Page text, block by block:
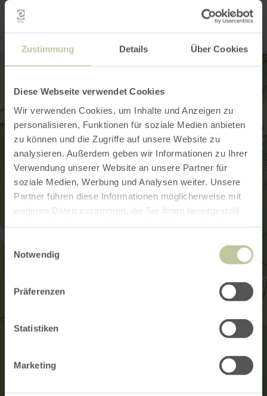
Zustimmung Details Über Cookies
Diese Webseite verwendet Cookies
Wir verwenden Cookies, um Inhalte und Anzeigen zu
personalisieren, Funktionen für soziale Medien anbieten
zu können und die Zugriffe auf unsere Website zu
analysieren. Außerdem geben wir Informationen zu Ihrer
Verwendung unserer Website an unsere Partner für
soziale Medien, Werbung und Analysen weiter. Unsere
Partner führen diese Informationen möglicherweise mit
weiteren Daten zusammen, die Sie ihnen bereitgestellt
Notwendig
Präferenzen
Statistiken
Marketing